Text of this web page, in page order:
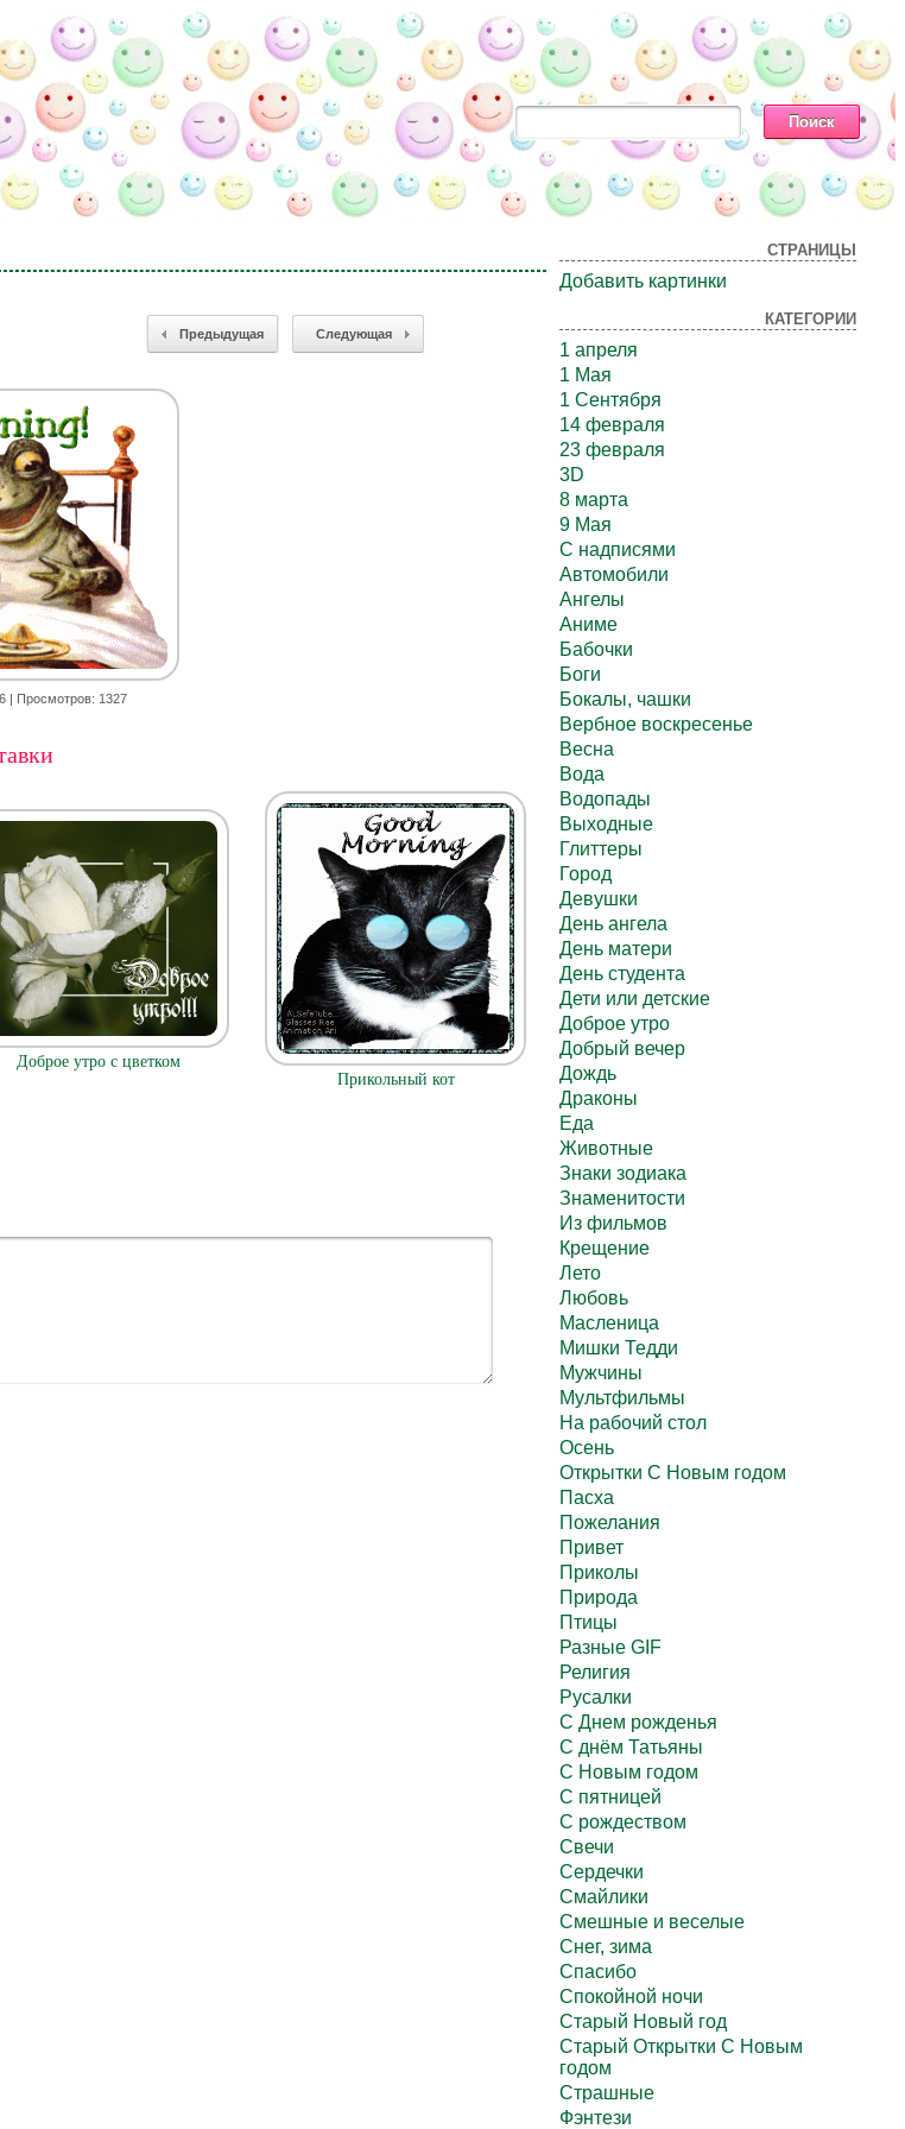
Предыдущая Следующая
| Просмотров: 1327
Доброе утро с цветком
Прикольный кот
СТРАНИЦЫ
Добавить картинки
КАТЕГОРИИ
1 апреля
1 Мая
1 Сентября
14 февраля
23 февраля
3D
8 марта
9 Мая
C надписями
Автомобили
Ангелы
Аниме
Бабочки
Боги
Бокалы, чашки
Вербное воскресенье
Весна
Вода
Водопады
Выходные
Глиттеры
Город
Девушки
День ангела
День матери
День студента
Дети или детские
Доброе утро
Добрый вечер
Дождь
Драконы
Еда
Животные
Знаки зодиака
Знаменитости
Из фильмов
Крещение
Лето
Любовь
Масленица
Мишки Тедди
Мужчины
Мультфильмы
На рабочий стол
Осень
Открытки С Новым годом
Пасха
Пожелания
Привет
Приколы
Природа
Птицы
Разные GIF
Религия
Русалки
С Днем рожденья
С днём Татьяны
С Новым годом
С пятницей
С рождеством
Свечи
Сердечки
Смайлики
Смешные и веселые
Снег, зима
Спасибо
Спокойной ночи
Старый Новый год
Старый Открытки С Новым
годом
Страшные
Фэнтези